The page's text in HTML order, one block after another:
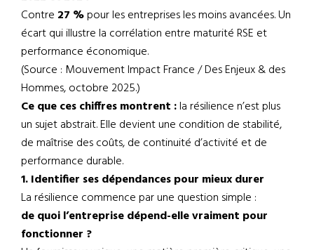
Contre 27 %pour les entreprises les moins avancées. Un
écart qui illustre la corrélation entre maturité RSE et
performance économique.
(Source : Mouvement Impact France / Des Enjeux & des
Hommes, octobre 2025.)
Ce que ces chiffres montrent :la résilience n’est plus
un sujet abstrait. Elle devient une condition de stabilité,
de maîtrise des coûts, de continuité d’activité et de
performance durable.
1. Identifier ses dépendances pour mieux durer
La résilience commence par une question simple :
de quoi l’entreprise dépend-elle vraiment pour
fonctionner ?